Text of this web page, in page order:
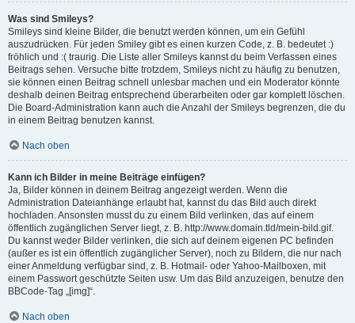
Was sind Smileys?
Smileys sind kleine Bilder, die benutzt werden können, um ein Gefühl
auszudrücken. Für jeden Smiley gibt es einen kurzen Code, z. B. bedeutet :)
fröhlich und :( traurig. Die Liste aller Smileys kannst du beim Verfassen eines
Beitrags sehen. Versuche bitte trotzdem, Smileys nicht zu häufig zu benutzen,
sie können einen Beitrag schnell unlesbar machen und ein Moderator könnte
deshalb deinen Beitrag entsprechend überarbeiten oder gar komplett löschen.
Die Board-Administration kann auch die Anzahl der Smileys begrenzen, die du
in einem Beitrag benutzen kannst.
Nach oben
Kann ich Bilder in meine Beiträge einfügen?
Ja, Bilder können in deinem Beitrag angezeigt werden. Wenn die
Administration Dateianhänge erlaubt hat, kannst du das Bild auch direkt
hochladen. Ansonsten musst du zu einem Bild verlinken, das auf einem
öffentlich zugänglichen Server liegt, z. B. http://www.domain.tld/mein-bild.gif.
Du kannst weder Bilder verlinken, die sich auf deinem eigenen PC befinden
(außer es ist ein öffentlich zugänglicher Server), noch zu Bildern, die nur nach
einer Anmeldung verfügbar sind, z. B. Hotmail- oder Yahoo-Mailboxen, mit
einem Passwort geschützte Seiten usw. Um das Bild anzuzeigen, benutze den
BBCode-Tag „[img]“.
Nach oben